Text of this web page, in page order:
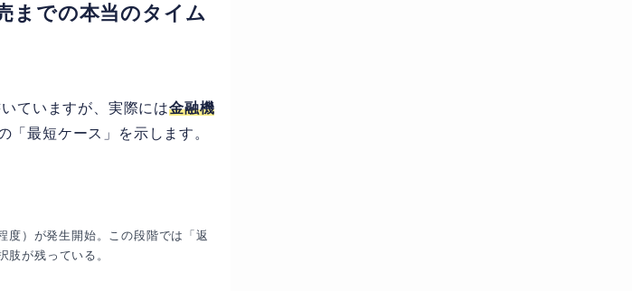
までの本当のタイム
ていますが、実際には金融機
「最短ケース」を示します。
）が発生開始。この段階では「返
が残っている。